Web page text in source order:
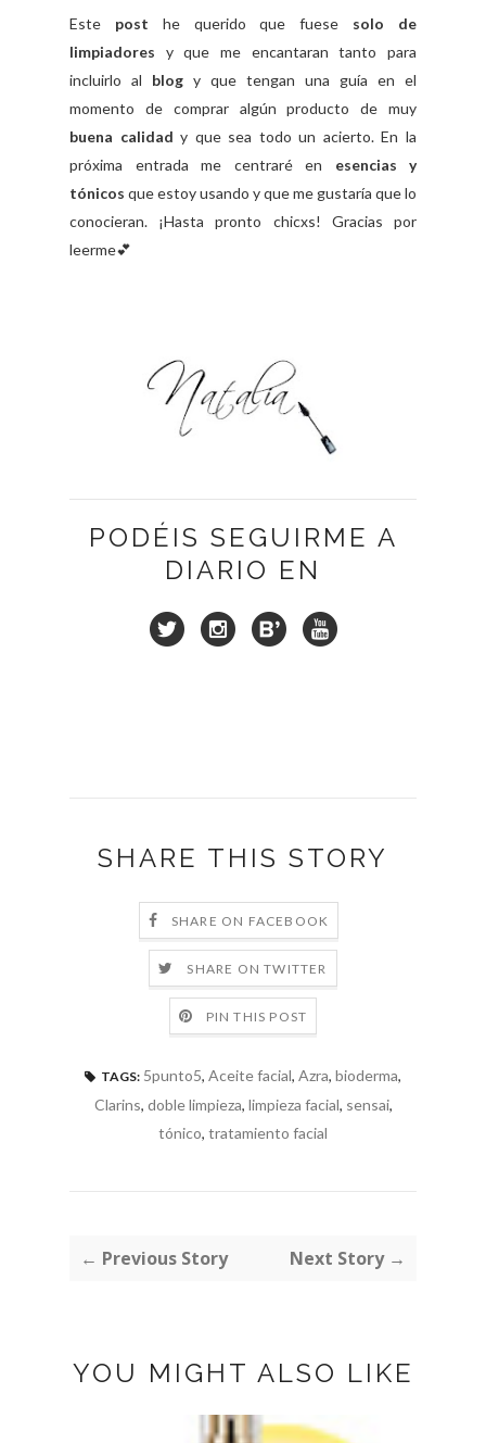
Este post he querido que fuese solo de
limpiadores y que me encantaran tanto para
incluirlo al blog y que tengan una guía en el
momento de comprar algún producto de muy
buena calidady que sea todo un acierto. En la
próxima entrada me centraré en esencias y
tónicos que estoy usando y que me gustaría que lo
conocieran. ¡Hasta pronto chicxs! Gracias por
leerme💕
PODÉIS SEGUIRME A
DIARIO EN
SHARE THIS STORY
SHARE ON FACEBOOK
SHARE ON TWITTER
PIN THIS POST
TAGS: 5punto5, Aceite facial, Azra, bioderma,
Clarins, doble limpieza, limpieza facial, sensai,
tónico, tratamiento facial
← Previous Story Next Story →
YOU MIGHT ALSO LIKE